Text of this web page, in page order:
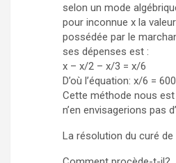
selon un mode
pour inconnue x la
possédée par le
ses dépenses est :
x – x/2 – x/3 = x/6
D’où l’équation: x/6 =
Cette méthode nous
n’en envisagerions pas
La résolution du curé de